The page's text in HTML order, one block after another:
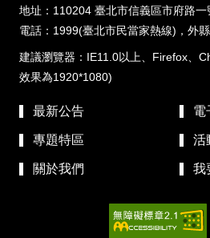
地址：110204 臺北市信義區市府路一
電話：1999(臺北市民當家熱線)，外
建議瀏覽器：IE11.0以上、Firefox、
效果為1920*1080)
最新公告 電
專題特區 活
關於我們 我